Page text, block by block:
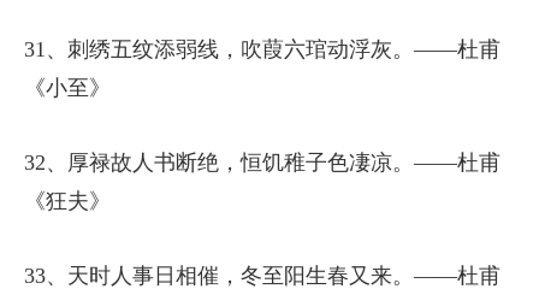
31、刺绣五纹添弱线，吹葭六琯动浮灰。——杜甫
《小至》
32、厚禄故人书断绝，恒饥稚子色凄凉。——杜甫
《狂夫》
33、天时人事日相催，冬至阳生春又来。——杜甫